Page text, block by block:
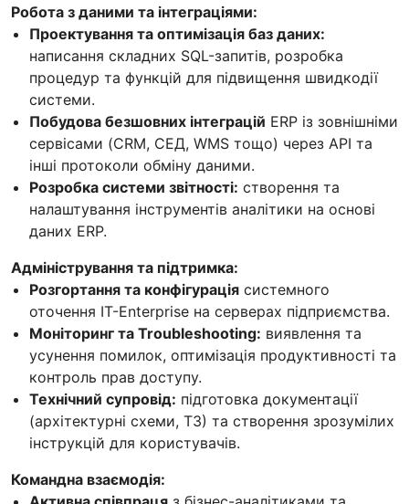
Робота з даними та інтеграціями:
Проектування та оптимізація баз даних:
написання складних SQL-запитів, розробка
процедур та функцій для підвищення швидкодії
системи.
Побудова безшовних інтеграцій ERP із зовнішніми
сервісами (CRM, СЕД, WMS тощо) через API та
інші протоколи обміну даними.
Розробка системи звітності: створення та
налаштування інструментів аналітики на основі
даних ERP.
Адміністрування та підтримка:
Розгортання та конфігурація системного
оточення IT-Enterprise на серверах підприємства.
Моніторинг та Troubleshooting: виявлення та
усунення помилок, оптимізація продуктивності та
контроль прав доступу.
Технічний супровід: підготовка документації
(архітектурні схеми, ТЗ) та створення зрозумілих
інструкцій для користувачів.
Командна взаємодія: